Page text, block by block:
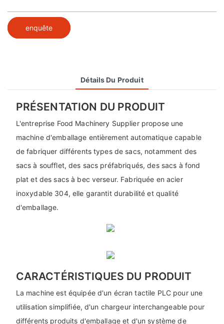
enquête
Détails Du Produit
PRÉSENTATION DU PRODUIT
L'entreprise Food Machinery Supplier propose une
machine d'emballage entièrement automatique capable
de fabriquer différents types de sacs, notamment des
sacs à soufflet, des sacs préfabriqués, des sacs à fond
plat et des sacs à bec verseur. Fabriquée en acier
inoxydable 304, elle garantit durabilité et qualité
d'emballage.
CARACTÉRISTIQUES DU PRODUIT
La machine est équipée d'un écran tactile PLC pour une
utilisation simplifiée, d'un chargeur interchangeable pour
différents produits d'emballage et d'un système de